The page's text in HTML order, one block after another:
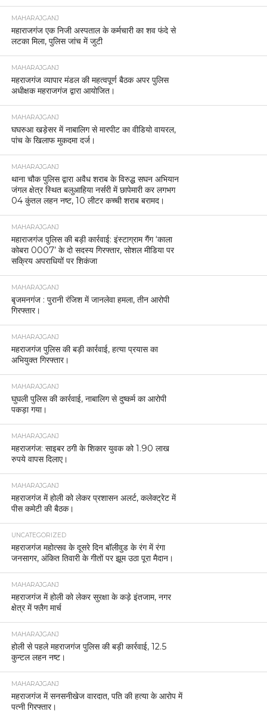
MAHARAJGANJ
महाराजगंज एक निजी अस्पताल के कर्मचारी का शव फंदे से
लटका मिला, पुलिस जांच में जुटी
MAHARAJGANJ
महराजगंज व्यापार मंडल की महत्वपूर्ण बैठक अपर पुलिस
अधीक्षक महराजगंज द्वारा आयोजित।
MAHARAJGANJ
घघरुआ खड़ेसर में नाबालिग से मारपीट का वीडियो वायरल,
पांच के खिलाफ मुकदमा दर्ज।
MAHARAJGANJ
थाना चौक पुलिस द्वारा अवैध शराब के विरुद्ध सघन अभियान
जंगल क्षेत्र स्थित बलुआहिया नर्सरी में छापेमारी कर लगभग
04 कुंतल लहन नष्ट, 10 लीटर कच्ची शराब बरामद।
MAHARAJGANJ
महाराजगंज पुलिस की बड़ी कार्रवाई: इंस्टाग्राम गैंग ‘काला
कोबरा 0007’ के दो सदस्य गिरफ्तार, सोशल मीडिया पर
सक्रिय अपराधियों पर शिकंजा
MAHARAJGANJ
बृजमनगंज : पुरानी रंजिश में जानलेवा हमला, तीन आरोपी
गिरफ्तार।
MAHARAJGANJ
महराजगंज पुलिस की बड़ी कार्रवाई, हत्या प्रयास का
अभियुक्त गिरफ्तार।
MAHARAJGANJ
घुघली पुलिस की कार्रवाई, नाबालिग से दुष्कर्म का आरोपी
पकड़ा गया।
MAHARAJGANJ
महराजगंज: साइबर ठगी के शिकार युवक को 1.90 लाख
रुपये वापस दिलाए।
MAHARAJGANJ
महराजगंज में होली को लेकर प्रशासन अलर्ट, कलेक्ट्रेट में
पीस कमेटी की बैठक।
UNCATEGORIZED
महराजगंज महोत्सव के दूसरे दिन बॉलीवुड के रंग में रंगा
जनसागर, अंकित तिवारी के गीतों पर झूम उठा पूरा मैदान।
MAHARAJGANJ
महराजगंज में होली को लेकर सुरक्षा के कड़े इंतजाम, नगर
क्षेत्र में फ्लैग मार्च
MAHARAJGANJ
होली से पहले महराजगंज पुलिस की बड़ी कार्रवाई, 12.5
कुन्टल लहन नष्ट।
MAHARAJGANJ
महराजगंज में सनसनीखेज वारदात, पति की हत्या के आरोप में
पत्नी गिरफ्तार।